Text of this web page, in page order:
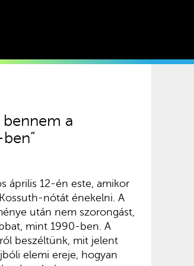
bennem a
április 12-én este, amikor
nótát énekelni. A
után nem szorongást,
mint 1990-ben. A
beszéltünk, mit jelent
elemi ereje, hogyan